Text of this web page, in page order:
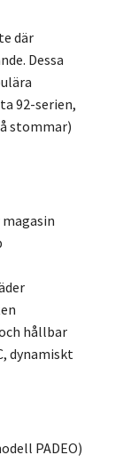
där
Dessa
92-serien,
stommar)
hållbar
dynamiskt
PADEO)